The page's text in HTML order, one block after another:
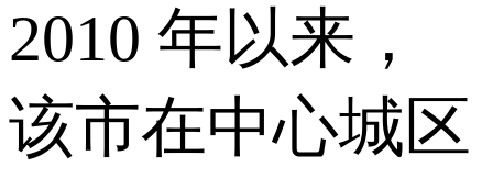
2010 年以来，
该市在中心城区